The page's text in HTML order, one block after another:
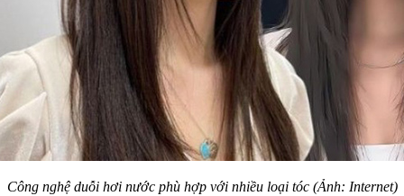
Công nghệ duỗi hơi nước phù hợp với nhiều loại tóc (Ảnh: Internet)